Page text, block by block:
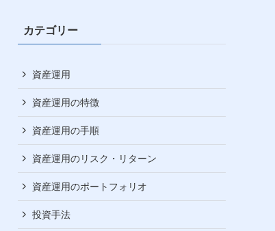
カテゴリー
資産運用
資産運用の特徴
資産運用の手順
資産運用のリスク・リターン
資産運用のポートフォリオ
投資手法